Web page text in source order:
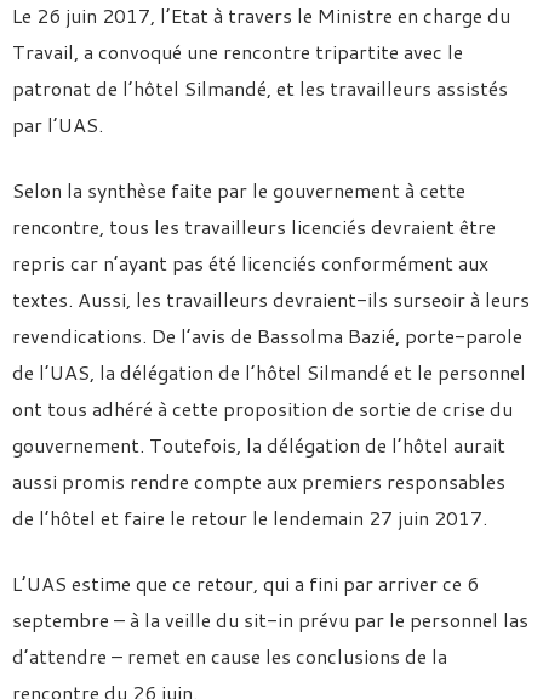
Le 26 juin 2017, l’Etat à travers le Ministre en charge du
Travail, a convoqué une rencontre tripartite avec le
patronat de l’hôtel Silmandé, et les travailleurs assistés
par l’UAS.
Selon la synthèse faite par le gouvernement à cette
rencontre, tous les travailleurs licenciés devraient être
repris car n’ayant pas été licenciés conformément aux
textes. Aussi, les travailleurs devraient-ils surseoir à leurs
revendications. De l’avis de Bassolma Bazié, porte-parole
de l’UAS, la délégation de l’hôtel Silmandé et le personnel
ont tous adhéré à cette proposition de sortie de crise du
gouvernement. Toutefois, la délégation de l’hôtel aurait
aussi promis rendre compte aux premiers responsables
de l’hôtel et faire le retour le lendemain 27 juin 2017.
L’UAS estime que ce retour, qui a fini par arriver ce 6
septembre – à la veille du sit-in prévu par le personnel las
d’attendre – remet en cause les conclusions de la
rencontre du 26 juin.